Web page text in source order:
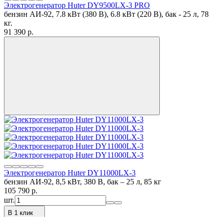
Электрогенератор Huter DY9500LX-3 PRO
бензин АИ-92, 7.8 кВт (380 В), 6.8 кВт (220 В), бак - 25 л, 78
кг.
91 390 p.
Электрогенератор Huter DY11000LX-3
бензин АИ-92, 8,5 кВт, 380 В, бак – 25 л, 85 кг
105 790 p.
шт.
В 1 клик